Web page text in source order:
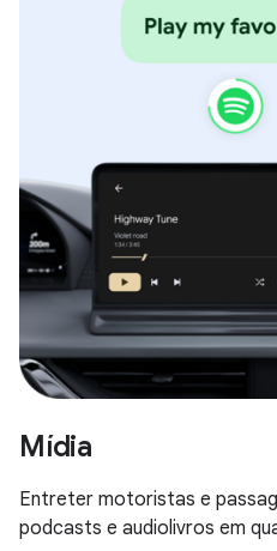
Mídia
Entreter motoristas e
podcasts e audiolivros em